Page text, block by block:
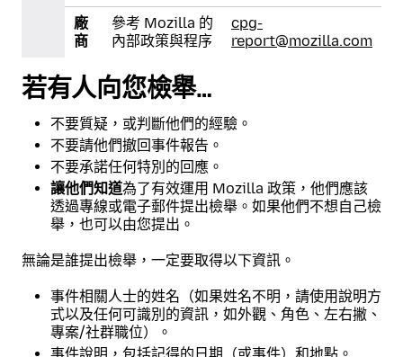
廠
商
參考 Mozilla 的
內部政策與程序
cpg-
report@mozilla.com
若有人向您檢舉…
不要質疑，或判斷他們的經驗。
不要請他們撤回事件報告。
不要承諾任何特別的回應。
讓他們知道為了有效運用 Mozilla 政策，他們應該
透過專線或電子郵件提出檢舉。如果他們不想自己檢
舉，也可以由您提出。
無論是誰提出檢舉，一定要取得以下資訊。
事件相關人士的姓名（如果姓名不明，請使用說明方
式以及任何可識別的資訊，如外觀、角色、左右撇、
專案/社群職位）。